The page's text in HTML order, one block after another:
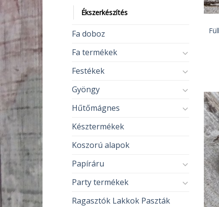
Ékszerkészítés
Fa doboz
Fa termékek
Festékek
Gyöngy
Hűtőmágnes
Késztermékek
Koszorú alapok
Papíráru
Party termékek
Ragasztók Lakkok Paszták